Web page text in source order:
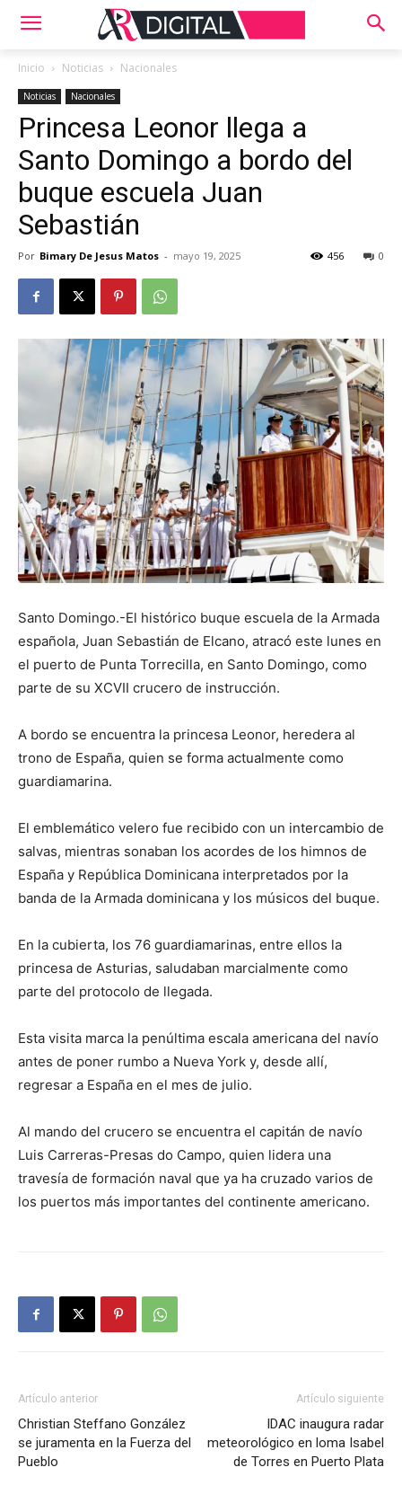
Inicio Noticias Nacionales
Noticias Nacionales
Princesa Leonor llega a
Santo Domingo a bordo del
buque escuela Juan
Sebastián
Por Bimary De Jesus Matos - mayo 19, 2025 0
456
Santo Domingo.-El histórico buque escuela de la Armada
española, Juan Sebastián de Elcano, atracó este lunes en
el puerto de Punta Torrecilla, en Santo Domingo, como
parte de su XCVII crucero de instrucción.
A bordo se encuentra la princesa Leonor, heredera al
trono de España, quien se forma actualmente como
guardiamarina.
El emblemático velero fue recibido con un intercambio de
salvas, mientras sonaban los acordes de los himnos de
España y República Dominicana interpretados por la
banda de la Armada dominicana y los músicos del buque.
En la cubierta, los 76 guardiamarinas, entre ellos la
princesa de Asturias, saludaban marcialmente como
parte del protocolo de llegada.
Esta visita marca la penúltima escala americana del navío
antes de poner rumbo a Nueva York y, desde allí,
regresar a España en el mes de julio.
Al mando del crucero se encuentra el capitán de navío
Luis Carreras-Presas do Campo, quien lidera una
travesía de formación naval que ya ha cruzado varios de
los puertos más importantes del continente americano.
Artículo anterior
Christian Steffano González
se juramenta en la Fuerza del
Pueblo
Artículo siguiente
IDAC inaugura radar
meteorológico en loma Isabel
de Torres en Puerto Plata